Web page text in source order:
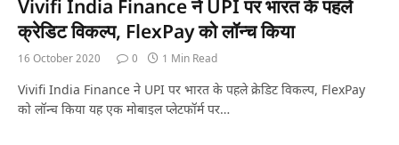
Vivifi India Finance ने UPI पर भारत के पहले
क्रेडिट विकल्प, FlexPay को लॉन्च किया
16 October 2020 0 1 Min Read
Vivifi India Finance ने UPI पर भारत के पहले क्रेडिट विकल्प, FlexPay
को लॉन्च किया यह एक मोबाइल प्लेटफॉर्म पर…